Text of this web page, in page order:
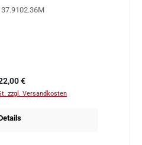
37.9102.36M
Preis:
€
zzgl. Versandkosten